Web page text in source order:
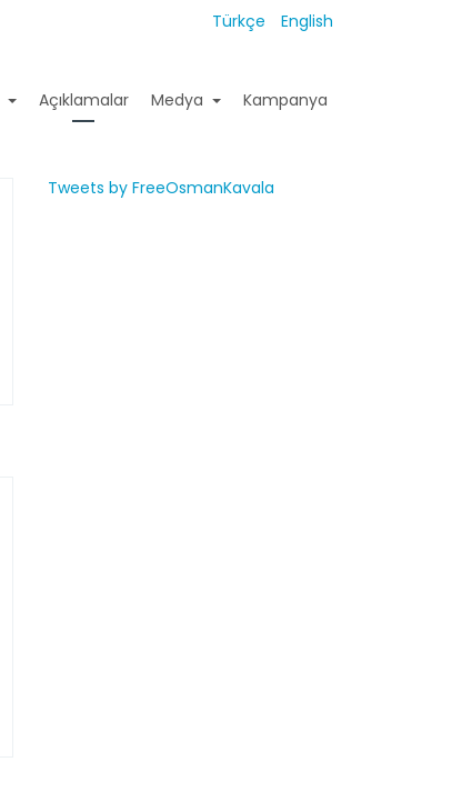
Türkçe English
Açıklamalar Medya Kampanya
Tweets by FreeOsmanKavala